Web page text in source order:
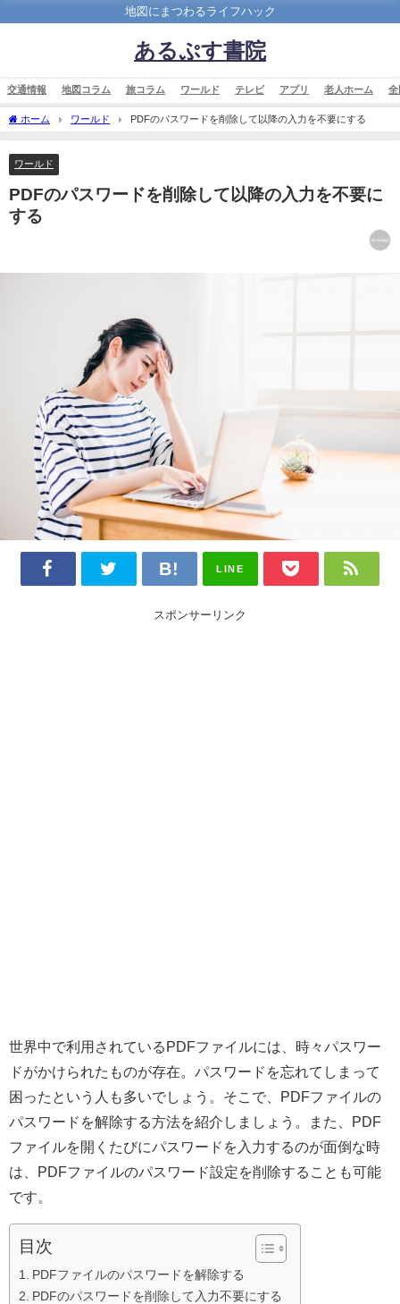
地図にまつわるライフハック
あるぷす書院
交通情報 地図コラム 旅コラム ワールド テレビ アプリ 老人ホーム 全
ホーム ワールド PDFのパスワードを削除して以降の入力を不要にする
ワールド
PDFのパスワードを削除して以降の入力を不要に
する
LINE
スポンサーリンク
世界中で利用されているPDFファイルには、時々パスワー
ドがかけられたものが存在。パスワードを忘れてしまって
困ったという人も多いでしょう。そこで、PDFファイルの
パスワードを解除する方法を紹介しましょう。また、PDF
ファイルを開くたびにパスワードを入力するのが面倒な時
は、PDFファイルのパスワード設定を削除することも可能
です。
目次
PDFファイルのパスワードを解除する
PDFのパスワードを削除して入力不要にする